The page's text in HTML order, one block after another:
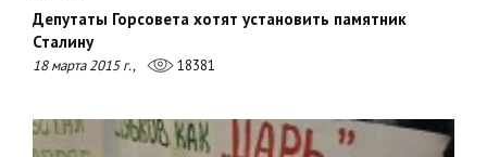
Депутаты Горсовета хотят установить памятник
Сталину
18 марта 2015 г., 18381